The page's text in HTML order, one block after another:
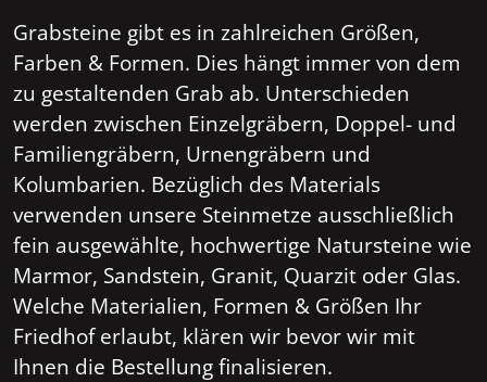
Grabsteine gibt es in zahlreichen Größen,
Farben & Formen. Dies hängt immer von dem
zu gestaltenden Grab ab. Unterschieden
werden zwischen Einzelgräbern, Doppel- und
Familiengräbern, Urnengräbern und
Kolumbarien. Bezüglich des Materials
verwenden unsere Steinmetze ausschließlich
fein ausgewählte, hochwertige Natursteine wie
Marmor, Sandstein, Granit, Quarzit oder Glas.
Welche Materialien, Formen & Größen Ihr
Friedhof erlaubt, klären wir bevor wir mit
Ihnen die Bestellung finalisieren.